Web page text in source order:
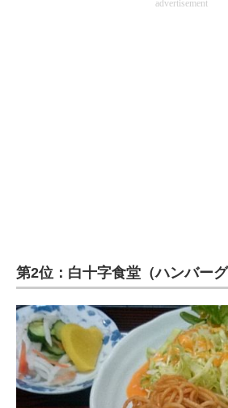
advertisement
第2位：白十字食堂（ハンバーグ